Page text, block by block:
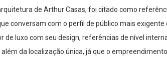
de Arthur Casas, foi citado como
conversam com o perfil de público mais exigente
de luxo com seu design, referências de nível
além da localização única, já que o